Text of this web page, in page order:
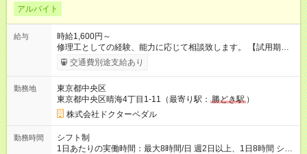
アルバイト
給与
時給1,600円～
修理工としての経験、能力に応じて相談致します。 【試用期
間】試用期間あり 試用期間の長さ：3ヶ月 雇用形態、給与は本
採用時と同じです。
交通費別途支給あり
勤務地
東京都中央区
東京都中央区晴海4丁目1-11（最寄り駅： 勝どき駅 ）
株式会社ドクターペダル
勤務時間
シフト制
1日あたりの実働時間：最大8時間/日 週2日以上、1日8時間 シフ